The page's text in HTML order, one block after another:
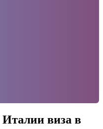
Италии виза в